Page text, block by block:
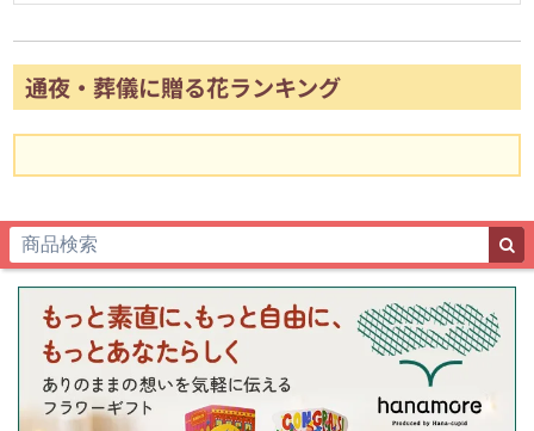
通夜・葬儀に贈る花ランキング